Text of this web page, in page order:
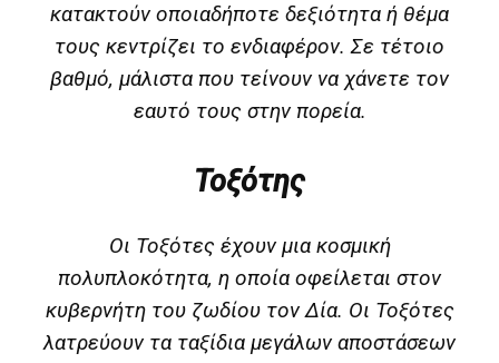
κατακτούν οποιαδήποτε δεξιότητα ή θέμα
τους κεντρίζει το ενδιαφέρον. Σε τέτοιο
βαθμό, μάλιστα που τείνουν να χάνετε τον
εαυτό τους στην πορεία.
Τοξότης
Οι Τοξότες έχουν μια κοσμική
πολυπλοκότητα, η οποία οφείλεται στον
κυβερνήτη του ζωδίου τον Δία. Οι Τοξότες
λατρεύουν τα ταξίδια μεγάλων αποστάσεων